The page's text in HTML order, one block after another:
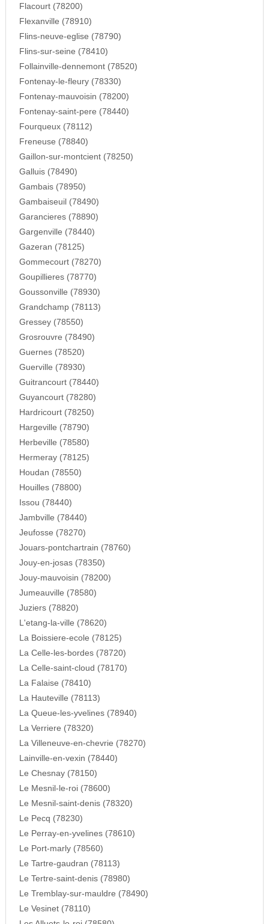
Flacourt (78200)
Flexanville (78910)
Flins-neuve-eglise (78790)
Flins-sur-seine (78410)
Follainville-dennemont (78520)
Fontenay-le-fleury (78330)
Fontenay-mauvoisin (78200)
Fontenay-saint-pere (78440)
Fourqueux (78112)
Freneuse (78840)
Gaillon-sur-montcient (78250)
Galluis (78490)
Gambais (78950)
Gambaiseuil (78490)
Garancieres (78890)
Gargenville (78440)
Gazeran (78125)
Gommecourt (78270)
Goupillieres (78770)
Goussonville (78930)
Grandchamp (78113)
Gressey (78550)
Grosrouvre (78490)
Guernes (78520)
Guerville (78930)
Guitrancourt (78440)
Guyancourt (78280)
Hardricourt (78250)
Hargeville (78790)
Herbeville (78580)
Hermeray (78125)
Houdan (78550)
Houilles (78800)
Issou (78440)
Jambville (78440)
Jeufosse (78270)
Jouars-pontchartrain (78760)
Jouy-en-josas (78350)
Jouy-mauvoisin (78200)
Jumeauville (78580)
Juziers (78820)
L'etang-la-ville (78620)
La Boissiere-ecole (78125)
La Celle-les-bordes (78720)
La Celle-saint-cloud (78170)
La Falaise (78410)
La Hauteville (78113)
La Queue-les-yvelines (78940)
La Verriere (78320)
La Villeneuve-en-chevrie (78270)
Lainville-en-vexin (78440)
Le Chesnay (78150)
Le Mesnil-le-roi (78600)
Le Mesnil-saint-denis (78320)
Le Pecq (78230)
Le Perray-en-yvelines (78610)
Le Port-marly (78560)
Le Tartre-gaudran (78113)
Le Tertre-saint-denis (78980)
Le Tremblay-sur-mauldre (78490)
Le Vesinet (78110)